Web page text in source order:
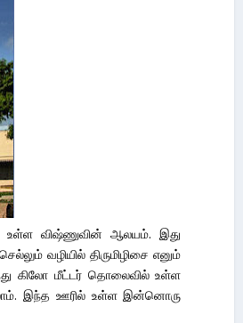
உள்ள விஷ்ணுவின் ஆலயம். இது
வழியில் திருமிழிசை எனும்
கிலோ மீட்டர் தொலைவில் உள்ள
இந்த ஊரில் உள்ள இன்னொரு